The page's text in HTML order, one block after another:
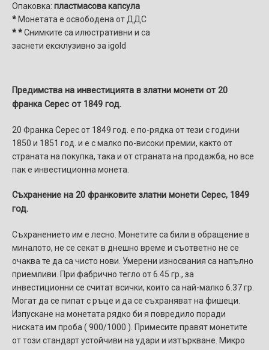
Опаковка: пластмасова капсула
*Монетата е освободена от ДДС
* *Снимките са илюстративни и са
заснети ексклузивно за igold
Предимства на инвестицията в златни монети от 20
франка Серес от 1849 год.
20 Франка Серес от 1849 год. е по-рядка от тези с години
1850 и 1851 год. и е с малко по-високи премии, както от
страната на покупка, така и от страната на продажба, но все
пак е инвестиционна монета.
Съхранение на 20 франковите златни монети Серес, 1849
год.
Съхранението им е лесно. Монетите са били в обращение в
миналото, не се секат в днешно време и съответно не се
очаква те да са чисто нови. Умерени износвания са напълно
приемливи. При фабрично тегло от 6.45 гр., за
инвестиционни се считат всички, които са най-малко 6.37 гр.
Могат да се пипат с ръце и да се съхраняват на фишеци.
Изпускане на монетата рядко би я повредило поради
ниската им проба ( 900/1000 ). Примесите правят монетите
от този стандарт устойчиви на удари и изтъркване. Микро